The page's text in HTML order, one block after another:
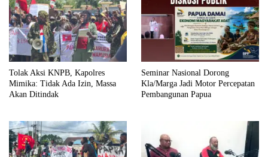
Tolak Aksi KNPB, Kapolres
Mimika: Tidak Ada Izin, Massa
Akan Ditindak
Seminar Nasional Dorong
Kla/Marga Jadi Motor Percepatan
Pembangunan Papua